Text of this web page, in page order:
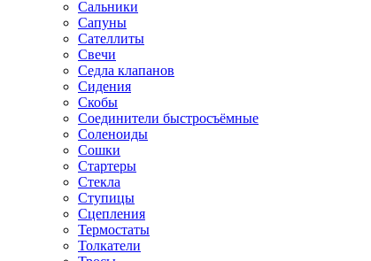
Сальники
Сапуны
Сателлиты
Свечи
Седла клапанов
Сидения
Скобы
Соединители быстросъёмные
Соленоиды
Сошки
Стартеры
Стекла
Ступицы
Сцепления
Термостаты
Толкатели